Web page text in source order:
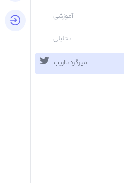
login button آموزشی
تحلیلی
میزگرد نااریب